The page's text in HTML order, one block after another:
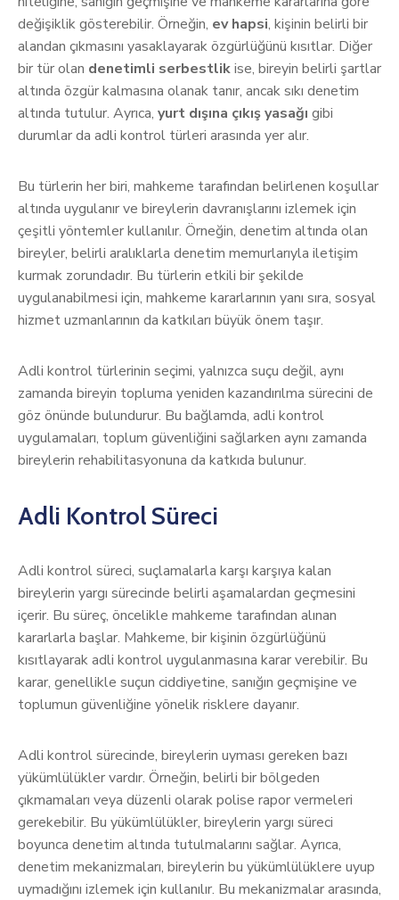
değişiklik gösterebilir. Örneğin, ev hapsi, kişinin belirli bir
alandan çıkmasını yasaklayarak özgürlüğünü kısıtlar. Diğer
bir tür olan denetimli serbestlikise, bireyin belirli şartlar
altında özgür kalmasına olanak tanır, ancak sıkı denetim
altında tutulur. Ayrıca, yurt dışına çıkış yasağı gibi
durumlar da adli kontrol türleri arasında yer alır.
Bu türlerin her biri, mahkeme tarafından belirlenen koşullar
altında uygulanır ve bireylerin davranışlarını izlemek için
çeşitli yöntemler kullanılır. Örneğin, denetim altında olan
bireyler, belirli aralıklarla denetim memurlarıyla iletişim
kurmak zorundadır. Bu türlerin etkili bir şekilde
uygulanabilmesi için, mahkeme kararlarının yanı sıra, sosyal
hizmet uzmanlarının da katkıları büyük önem taşır.
Adli kontrol türlerinin seçimi, yalnızca suçu değil, aynı
zamanda bireyin topluma yeniden kazandırılma sürecini de
göz önünde bulundurur. Bu bağlamda, adli kontrol
uygulamaları, toplum güvenliğini sağlarken aynı zamanda
bireylerin rehabilitasyonuna da katkıda bulunur.
Adli Kontrol Süreci
Adli kontrol süreci, suçlamalarla karşı karşıya kalan
bireylerin yargı sürecinde belirli aşamalardan geçmesini
içerir. Bu süreç, öncelikle mahkeme tarafından alınan
kararlarla başlar. Mahkeme, bir kişinin özgürlüğünü
kısıtlayarak adli kontrol uygulanmasına karar verebilir. Bu
karar, genellikle suçun ciddiyetine, sanığın geçmişine ve
toplumun güvenliğine yönelik risklere dayanır.
Adli kontrol sürecinde, bireylerin uyması gereken bazı
yükümlülükler vardır. Örneğin, belirli bir bölgeden
çıkmamaları veya düzenli olarak polise rapor vermeleri
gerekebilir. Bu yükümlülükler, bireylerin yargı süreci
boyunca denetim altında tutulmalarını sağlar. Ayrıca,
denetim mekanizmaları, bireylerin bu yükümlülüklere uyup
uymadığını izlemek için kullanılır. Bu mekanizmalar arasında,